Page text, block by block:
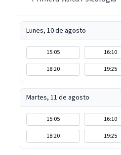
Lunes, 10 de agosto
15:05 16:10
18:20
19:25
Martes, 11 de agosto
15:05 16:10
18:20
19:25